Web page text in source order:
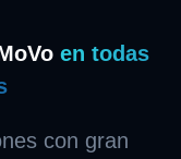
en todas
con gran